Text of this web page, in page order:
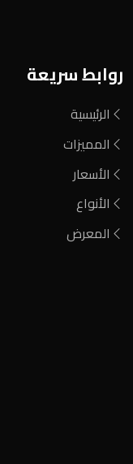
روابط سريعة
الرئيسية
المميزات
الأسعار
الأنواع
المعرض